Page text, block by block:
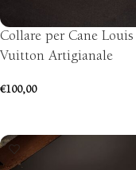
Collare per Cane Louis
Vuitton Artigianale
€100,00